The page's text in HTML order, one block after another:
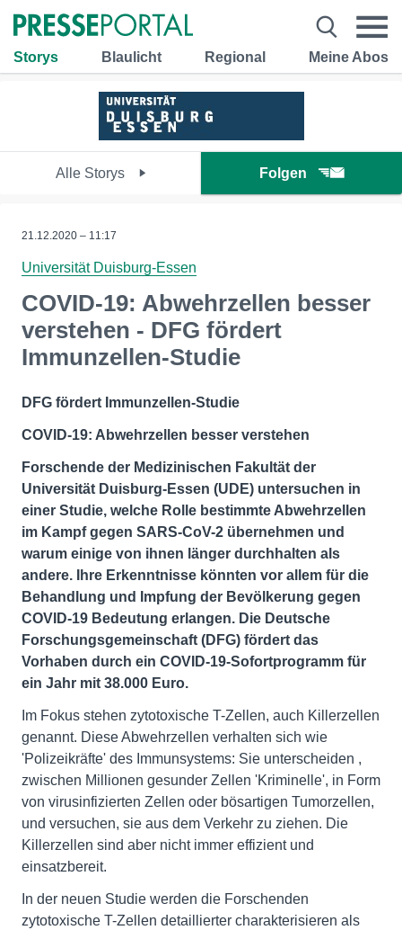
Storys Blaulicht Regional Meine Abos
Alle Storys Folgen
21.12.2020 – 11:17
Universität Duisburg-Essen
COVID-19: Abwehrzellen besser
verstehen - DFG fördert
Immunzellen-Studie
DFG fördert Immunzellen-Studie
COVID-19: Abwehrzellen besser verstehen
Forschende der Medizinischen Fakultät der
Universität Duisburg-Essen (UDE) untersuchen in
einer Studie, welche Rolle bestimmte Abwehrzellen
im Kampf gegen SARS-CoV-2 übernehmen und
warum einige von ihnen länger durchhalten als
andere. Ihre Erkenntnisse könnten vor allem für die
Behandlung und Impfung der Bevölkerung gegen
COVID-19 Bedeutung erlangen. Die Deutsche
Forschungsgemeinschaft (DFG) fördert das
Vorhaben durch ein COVID-19-Sofortprogramm für
ein Jahr mit 38.000 Euro.
Im Fokus stehen zytotoxische T-Zellen, auch Killerzellen
genannt. Diese Abwehrzellen verhalten sich wie
'Polizeikräfte' des Immunsystems: Sie unterscheiden ,
zwischen Millionen gesunder Zellen 'Kriminelle', in Form
von virusinfizierten Zellen oder bösartigen Tumorzellen,
und versuchen, sie aus dem Verkehr zu ziehen. Die
Killerzellen sind aber nicht immer effizient und
einsatzbereit.
In der neuen Studie werden die Forschenden
zytotoxische T-Zellen detaillierter charakterisieren als